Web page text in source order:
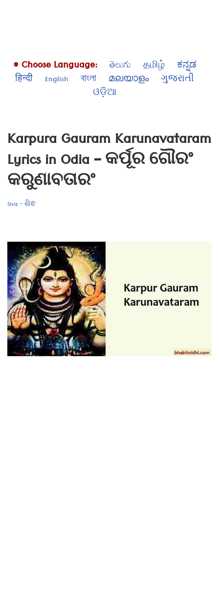
# Choose Language: తెలుగు தமிழ்
ಕನ್ನಡ
हिन्दी
English বাংলা മലയാളം
ગુજરાતી
ଓଡ଼ିଆ
Karpura Gauram Karunavataram
Lyrics in Odia – କର୍ପୂର ଗୌରଂ
କରୁଣାବତାରଂ
Siva - ଶିଵ